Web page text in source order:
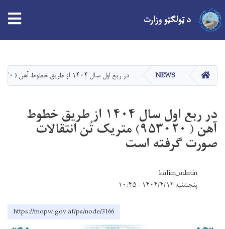
دانګل
د ټولګټو وزارت
کور NEWS در ربع اول سال ۱۴۰۴ از طریق خطوط آهن ( ۹۵۳۰۲۰) متریک تُن انتقالات صورت گرفته است
در ربع اول سال ۱۴۰۴ از طریق خطوط
آهن ( ۹۵۳۰۲۰) متریک تُن انتقالات
صورت گرفته است
kalim_admin
پنجشنبه ۱۴۰۴/۴/۱۲ - ۱۰:۴۵
https://mopw.gov.af/ps/node/3166